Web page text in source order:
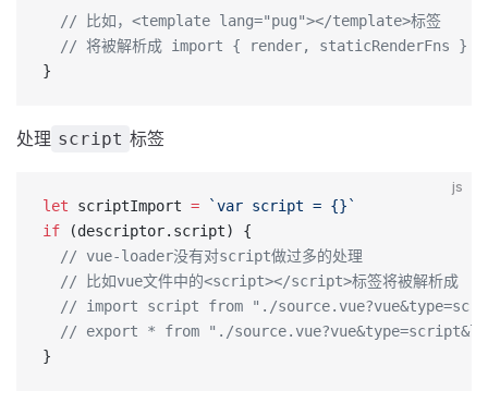
  // 比如，<template lang="pug"></template>标签
// 将被解析成 import { render, staticRenderFns }
}
处理 script 标签
js
let scriptImport = `var script = {}`
if (descriptor.script) {
  // vue-loader没有对script做过多的处理
  // 比如vue文件中的<script></script>标签将被解析成
// import script from "./
// export * from "./
}